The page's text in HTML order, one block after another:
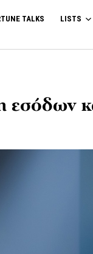
TALKS LISTS